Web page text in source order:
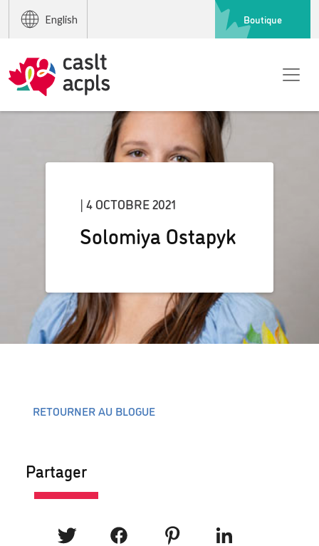
English Boutique
| 4 OCTOBRE 2021
Solomiya Ostapyk
RETOURNER AU BLOGUE
Partager